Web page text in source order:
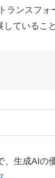
ランスフ
ているこ
生成AI